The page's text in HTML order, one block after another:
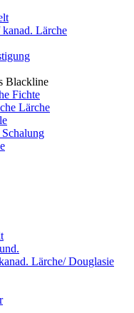
Lärche
Blackline
Fichte
Lärche
Lärche/ Douglasie